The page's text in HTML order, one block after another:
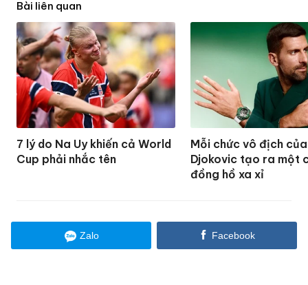
7 lý do Na Uy khiến cả World
Cup phải nhắc tên
Mỗi chức vô địch của
Djokovic tạo ra một
đồng hồ xa xỉ
Zalo Facebook
Từ Frankenstein đến The
Shining: 7 cuốn sách lên sàn